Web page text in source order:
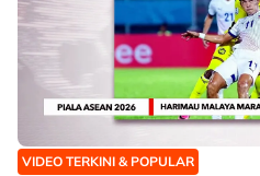
VIDEO TERKINI & POPULAR